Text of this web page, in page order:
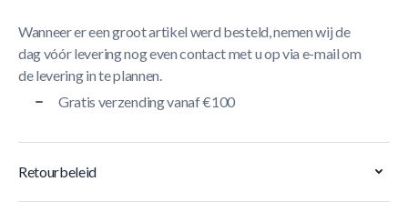
Wanneer er een groot artikel werd besteld, nemen wij de
dag vóór levering nog even contact met u op via e-mail om
de levering in te plannen.
Gratis verzending vanaf €100
Retourbeleid